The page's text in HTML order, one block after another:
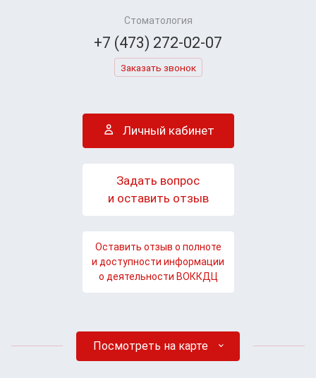
Стоматология
+7 (473) 272-02-07
Заказать звонок
Личный кабинет
Задать вопрос
и оставить отзыв
Оставить отзыв о полноте
и доступности информации
о деятельности ВОККДЦ
Посмотреть на карте